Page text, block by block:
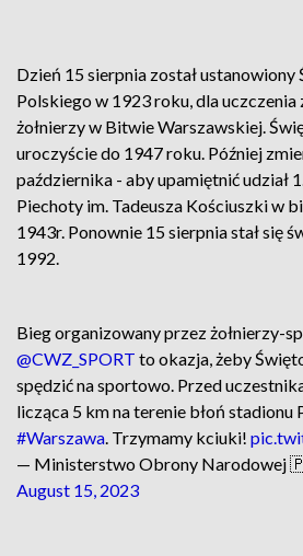
Dzień 15 sierpnia został
Polskiego w 1923 roku, dla
żołnierzy w Bitwie Warszawskiej.
uroczyście do 1947 roku. Później
października - aby upamiętnić udział
Piechoty im. Tadeusza Kościuszki w
1943r. Ponownie 15 sierpnia stał się
1992.
Bieg organizowany przez żołnierzy-
@CWZ_SPORT to okazja, żeby
spędzić na sportowo. Przed
licząca 5 km na terenie błoń stadionu
#Warszawa. Trzymamy kciuki!
— Ministerstwo Obrony Narodowej
August 15, 2023